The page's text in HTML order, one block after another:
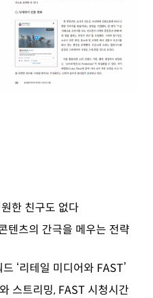
한 친구도 없다
텐츠의 간극을 메우는 전략
‘리테일 미디어와 FAST’
스트리밍, FAST 시청시간